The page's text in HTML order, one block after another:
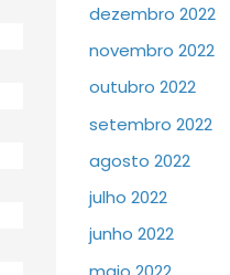
dezembro 2022
novembro 2022
outubro 2022
setembro 2022
agosto 2022
julho 2022
junho 2022